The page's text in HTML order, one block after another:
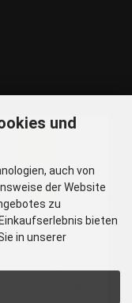
und
auch von
der Website
zu
bieten
in unserer